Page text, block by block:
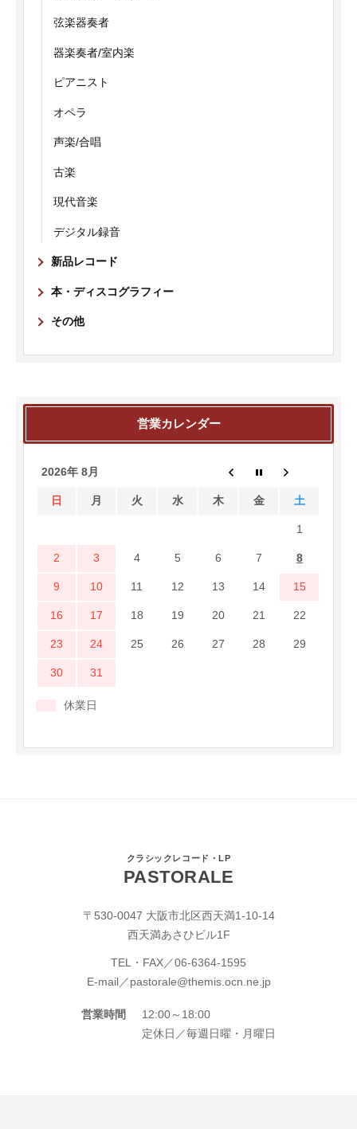
弦楽器奏者
器楽奏者/室内楽
ピアニスト
オペラ
声楽/合唱
古楽
現代音楽
デジタル録音
新品レコード
本・ディスコグラフィー
その他
営業カレンダー
2026年 8月
日 月 火 水 木 金 土
1
2 3 4 5 6 7 8
9 10 11 12 13 14 15
16 17 18 19 20 21 22
23 24 25 26 27 28 29
30 31
休業日
クラシックレコード・LP
PASTORALE
〒530-0047 大阪市北区西天満1-10-14
西天満あさひビル1F
TEL・FAX／06-6364-1595
E-mail／ pastorale@themis.ocn.ne.jp
営業時間
12:00～18:00
定休日／毎週日曜・月曜日